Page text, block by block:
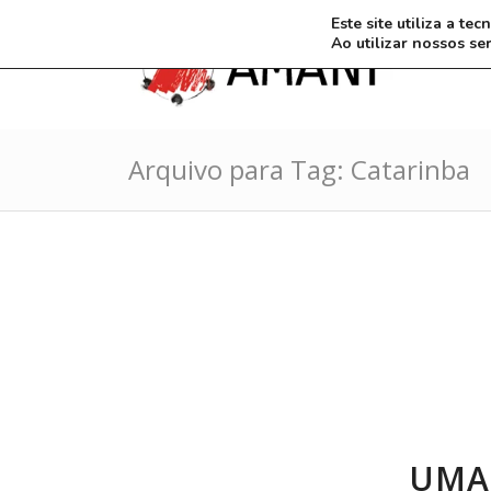
Arquivo para Tag: Catarinba
Este site utiliza a
Ao utilizar nossos